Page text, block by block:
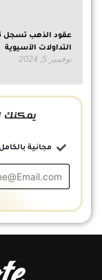
عقود الذهب تسجل
التداولات الآسيوية
نوفمبر 5, 2024
يمكنك
مجانية بالكامل